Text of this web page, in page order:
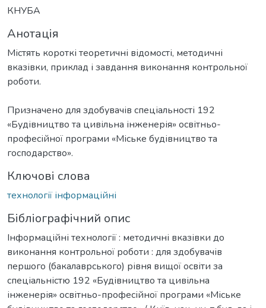
КНУБА
Анотація
Містять короткі теоретичні відомості, методичні
вказівки, приклад і завдання виконання контрольної
роботи.
Призначено для здобувачів спеціальності 192
«Будівництво та цивільна інженерія» освітньо-
професійної програми «Міське будівництво та
господарство».
Ключові слова
технології інформаційні
Бібліографічний опис
Інформаційні технології : методичні вказівки до
виконання контрольної роботи : для здобувачів
першого (бакалаврського) рівня вищої освіти за
спеціальністю 192 «Будівництво та цивільна
інженерія» освітньо-професійної програми «Міське